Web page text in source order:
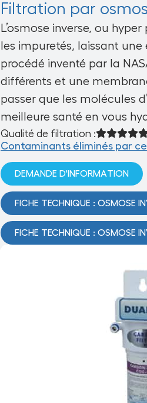
Filtration par
L’osmose inverse, ou
les impuretés, laissant
procédé inventé par la
différents et une
passer que les molécules
meilleure santé en vous
Qualité de filtration :
Contaminants éliminés par
DEMANDE D'INFORMATION
FICHE TECHNIQUE : OSMOSE
FICHE TECHNIQUE : OSMOSE